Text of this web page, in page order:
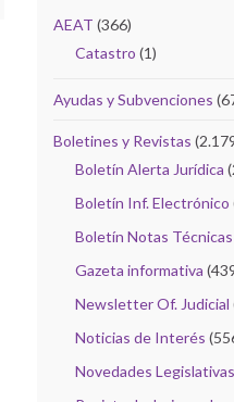
AEAT (366)
Catastro (1)
Ayudas y Subvenciones
Boletines y Revistas
Boletín Alerta Jurídica
Boletín Inf. Electrónico
Boletín Notas Técnicas
Gazeta informativa
Newsletter Of. Judicial
Noticias de Interés
Novedades